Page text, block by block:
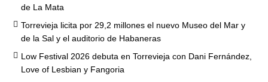
de La Mata
Torrevieja licita por 29,2 millones el nuevo Museo del Mar y
de la Sal y el auditorio de Habaneras
Low Festival 2026 debuta en Torrevieja con Dani Fernández,
Love of Lesbian y Fangoria